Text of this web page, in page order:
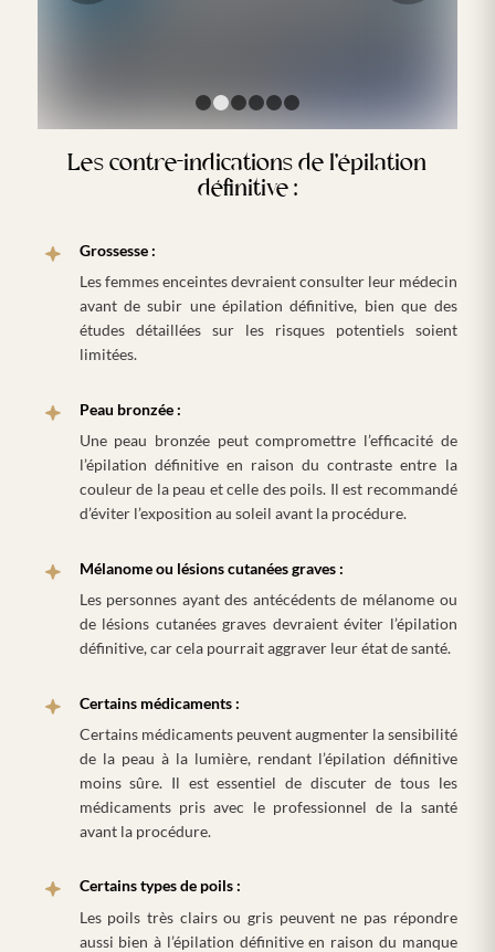
Les contre-indications de l’épilation
définitive :
Grossesse :
Les femmes enceintes devraient consulter leur médecin
avant de subir une épilation définitive, bien que des
études détaillées sur les risques potentiels soient
limitées.
Peau bronzée :
Une peau bronzée peut compromettre l’efficacité de
l’épilation définitive en raison du contraste entre la
couleur de la peau et celle des poils. Il est recommandé
d’éviter l’exposition au soleil avant la procédure.
Mélanome ou lésions cutanées graves :
Les personnes ayant des antécédents de mélanome ou
de lésions cutanées graves devraient éviter l’épilation
définitive, car cela pourrait aggraver leur état de santé.
Certains médicaments :
Certains médicaments peuvent augmenter la sensibilité
de la peau à la lumière, rendant l’épilation définitive
moins sûre. Il est essentiel de discuter de tous les
médicaments pris avec le professionnel de la santé
avant la procédure.
Certains types de poils :
Les poils très clairs ou gris peuvent ne pas répondre
aussi bien à l’épilation définitive en raison du manque